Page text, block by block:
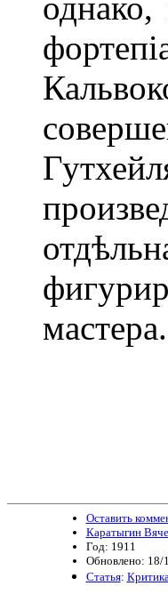
мастера.
Оставить
Каратыгин
Год: 1911
Обновлено: 18/
Статья: